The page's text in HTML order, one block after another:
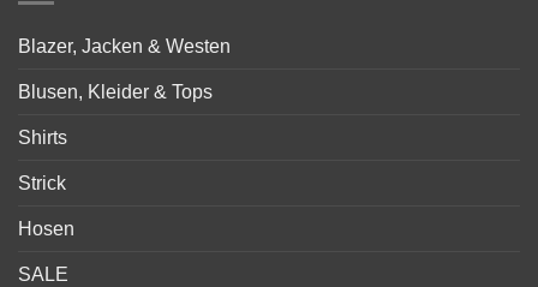
Blazer, Jacken & Westen
Blusen, Kleider & Tops
Shirts
Strick
Hosen
SALE